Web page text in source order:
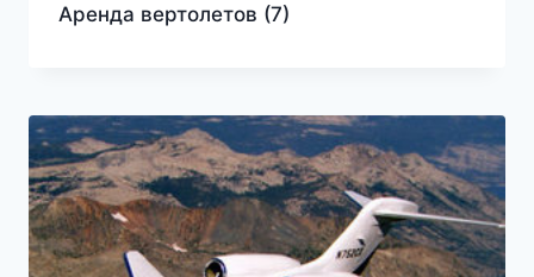
Аренда вертолетов (7)